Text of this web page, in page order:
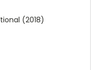
(2018)